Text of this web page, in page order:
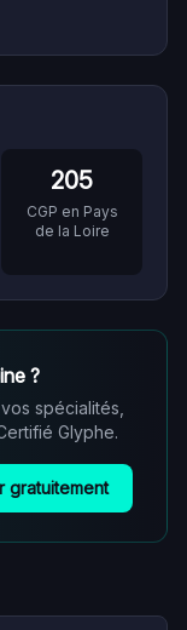
205
CGP en Pays
de la Loire
?
spécialités,
Glyphe.
gratuitement